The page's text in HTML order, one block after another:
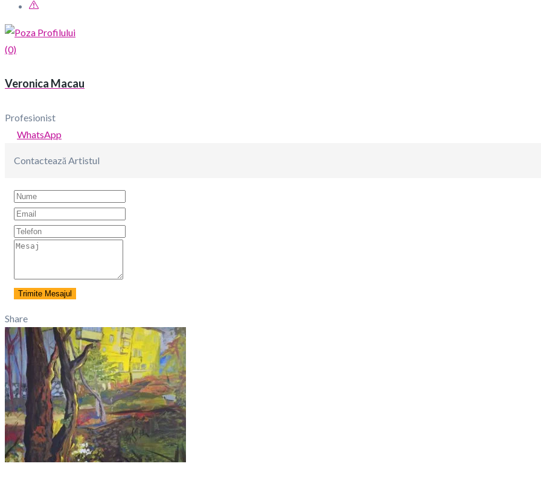
(0)
Veronica Macau
Profesionist
WhatsApp
Contactează Artistul
Trimite Mesajul
Share